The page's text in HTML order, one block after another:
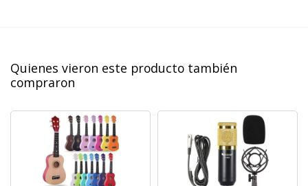
Quienes vieron este producto también
compraron